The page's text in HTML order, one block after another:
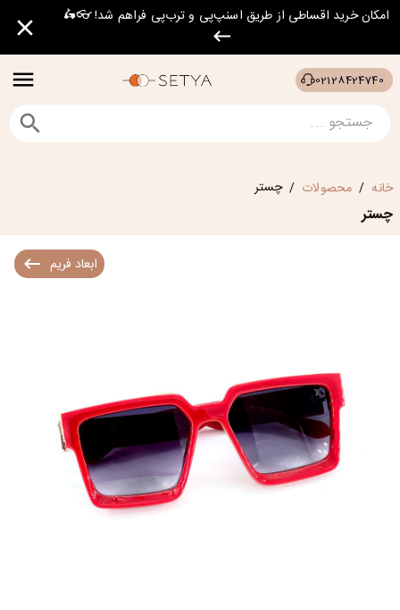
امکان خرید اقساطی از طریق اسنپ‌پی و ترب‌پی فراهم شد! 👓🛵
02128424740
خانه / محصولات / چستر
چستر
ابعاد فریم